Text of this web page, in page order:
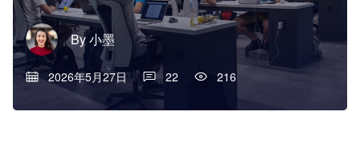
By小墨
2026年5月27日 22 216